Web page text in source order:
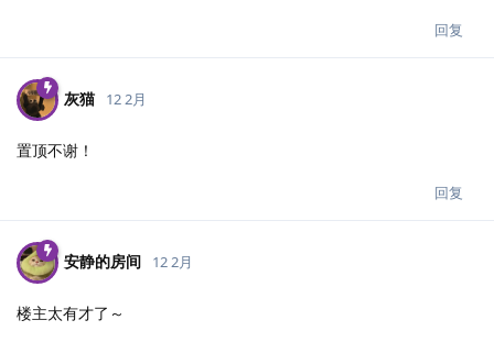
回复
灰猫 12 2月
置顶不谢！
回复
安静的房间 12 2月
楼主太有才了～